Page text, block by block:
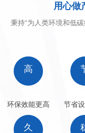
用心做
秉持“为人类环境和低
高
环保效能更高 节省
久